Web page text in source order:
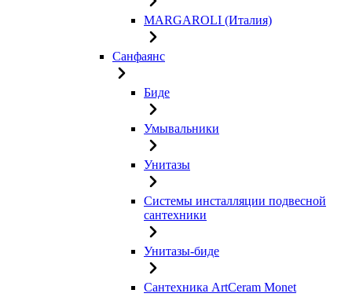
MARGAROLI (Италия)
Санфаянс
Биде
Умывальники
Унитазы
Системы инсталляции подвесной
сантехники
Унитазы-биде
Сантехника ArtCeram Monet